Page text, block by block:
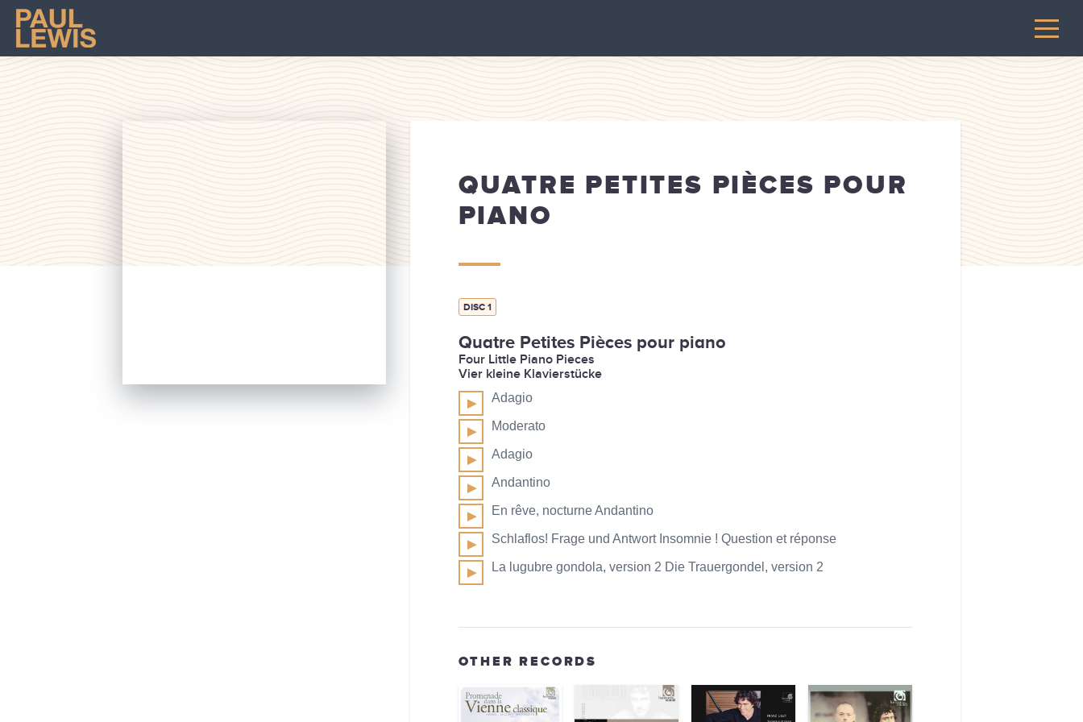
QUATRE PETITES PIÈCES POUR
PIANO
DISC 1
Quatre Petites Pièces pour piano
Four Little Piano Pieces
Vier kleine Klavierstücke
Adagio
Moderato
Adagio
Andantino
En rêve, nocturne Andantino
Schlaflos! Frage und Antwort Insomnie ! Question et réponse
La lugubre gondola, version 2 Die Trauergondel, version 2
OTHER RECORDS